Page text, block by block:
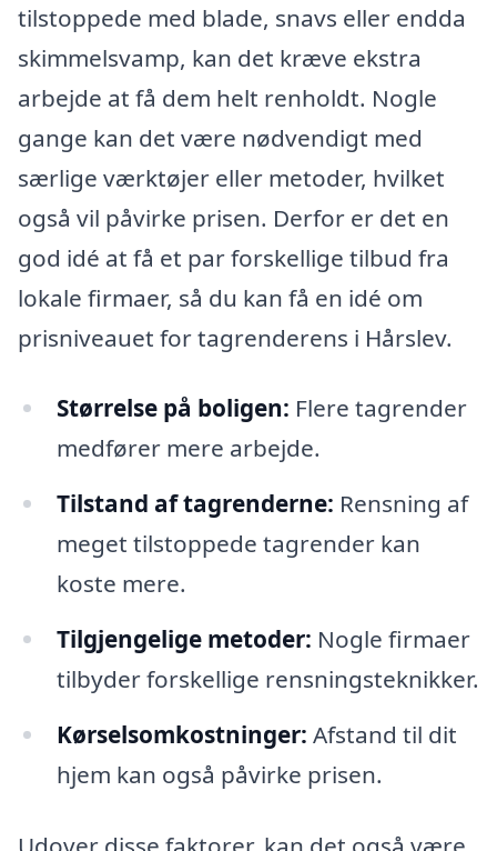
tilstoppede med blade, snavs eller endda
skimmelsvamp, kan det kræve ekstra
arbejde at få dem helt renholdt. Nogle
gange kan det være nødvendigt med
særlige værktøjer eller metoder, hvilket
også vil påvirke prisen. Derfor er det en
god idé at få et par forskellige tilbud fra
lokale firmaer, så du kan få en idé om
prisniveauet for tagrenderens i Hårslev.
Størrelse på boligen: Flere tagrender
medfører mere arbejde.
Tilstand af tagrenderne: Rensning af
meget tilstoppede tagrender kan
koste mere.
Tilgjengelige metoder: Nogle firmaer
tilbyder forskellige rensningsteknikker.
Kørselsomkostninger: Afstand til dit
hjem kan også påvirke prisen.